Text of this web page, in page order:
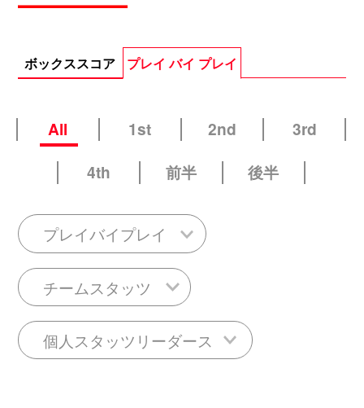
ボックススコア プレイ バイ プレイ
All 1st 2nd
3rd
4th
前半 後半
プレイバイプレイ
チームスタッツ
個人スタッツリーダース